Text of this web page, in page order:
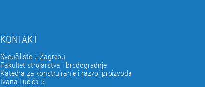
KONTAKT
Sveučilište u Zagrebu
Fakultet strojarstva i brodogradnje
Katedra za konstruiranje i razvoj proizvoda
Ivana Lučića 5